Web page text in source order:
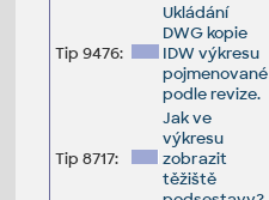
Tip 9476:
Ukládání
DWG kopie
IDW výkresu
pojmenované
podle revize.
Tip 8717:
Jak ve
výkresu
zobrazit
těžiště